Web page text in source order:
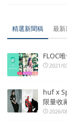
精選新聞稿 最
FLOC
2021/
huf x
限量收
2026/